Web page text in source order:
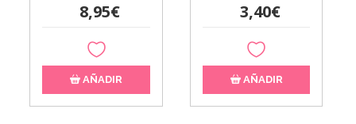
8,95€
AÑADIR
3,40€
AÑADIR